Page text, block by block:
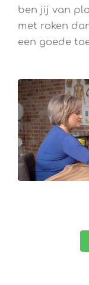
ben jij van
met roken
een goede